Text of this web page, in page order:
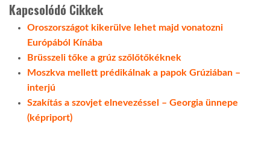
Kapcsolódó Cikkek
Oroszországot kikerülve lehet majd vonatozni
Európából Kínába
Brüsszeli tőke a grúz szőlőtőkéknek
Moszkva mellett prédikálnak a papok Grúziában –
interjú
Szakítás a szovjet elnevezéssel – Georgia ünnepe
(képriport)